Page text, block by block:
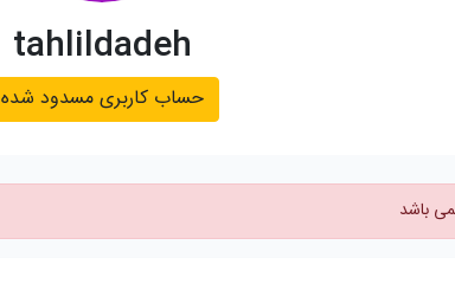
tahlildadeh
حساب کاربری مسدود شده
باشد